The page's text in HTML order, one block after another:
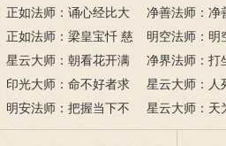
门品》和《地藏经》
满田，低头便
六根清净方为
来是向前。
正如法师：诵心经比大
悲咒功德大吗
净善法师：净
看风水与算命
运？
正如法师：梁皇宝忏 慈
悲道场
明空法师：明
《心经》中的
星云大师：朝看花开满
树红，暮看花落树还空；
若将花比人间事，花与人
间事一同。
净界法师：打
该怎么念佛？
印光大师：命不好者求
美好姻缘，有个简单方
法
星云大师：人
是怎样的？
明安法师：把握当下不
后悔
星云大师：天
为毡，日月星